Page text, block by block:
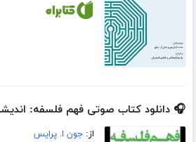
🎧 دانلود کتاب صوتی فهم فلسفه:
از:جون ا. پرایس